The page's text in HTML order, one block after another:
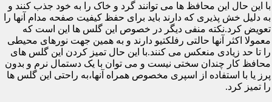
با این حال این محافظ ها می توانند گرد و خاک را به خود جذب کنند و
به دلیل خش پذیری که دارند باید برای حفظ کیفیت صفحه مدام آنها را
تعویض کرد.نکته منفی دیگر در خصوص این گلس ها این است که
معمولا اکثر آنها حالتی رفلکتیو دارند و به همین جهت نورهای محیطی
را تا حد زیادی منعکس می کنند.با این حال تمیز کردن این گلس های
محافظ کار چندان سختی نیست و می توان با یک دستمال نرم و بدون
پرز یا با استفاده از اسپری مخصوص همراه آنها،به راحتی این گلس ها
را تمیز کرد.